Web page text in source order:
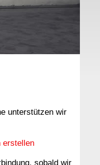
unterstützen wir
erstellen
sobald wir